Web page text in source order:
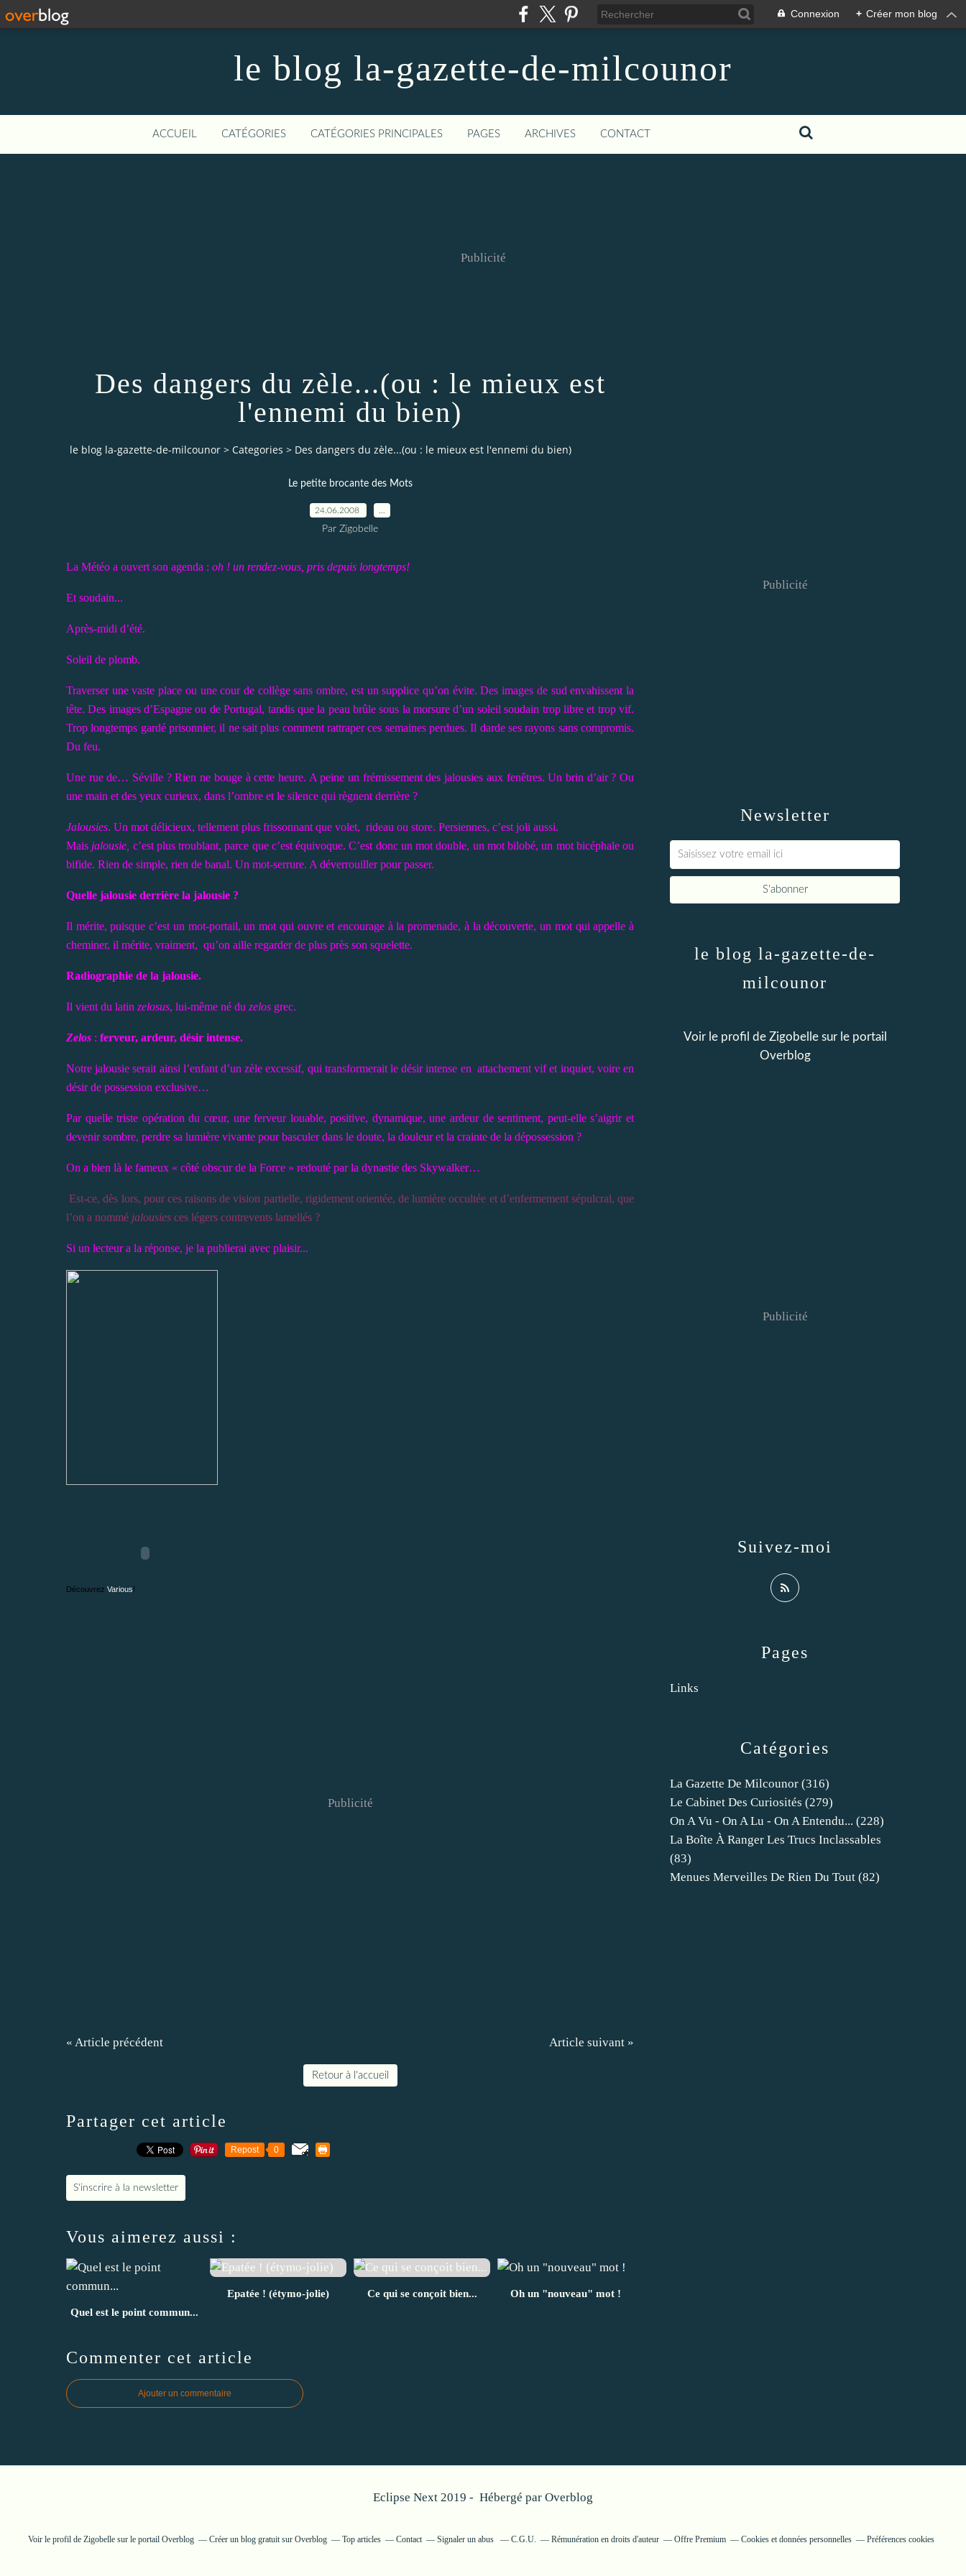
Connexion + Créer mon blog
le blog la-gazette-de-milcounor
ACCUEIL CATÉGORIES CATÉGORIES PRINCIPALES PAGES ARCHIVES CONTACT
Publicité
Des dangers du zèle...(ou : le mieux est
l'ennemi du bien)
le blog la-gazette-de-milcounor > Categories > Des dangers du zèle...(ou : le mieux est l'ennemi du bien)
Le petite brocante des Mots
24.06.2008
Par Zigobelle
La Météo a ouvert son agenda : oh ! un rendez-vous, pris depuis longtemps!
Et soudain...
Après-midi d’été.
Soleil de plomb.
Traverser une vaste place ou une cour de collège sans ombre, est un supplice qu’on évite. Des images de sud envahissent la
tête. Des images d’Espagne ou de Portugal, tandis que la peau brûle sous la morsure d’un soleil soudain trop libre et trop vif.
Trop longtemps gardé prisonnier, il ne sait plus comment rattraper ces semaines perdues. Il darde ses rayons sans compromis.
Du feu.
Une rue de… Séville ? Rien ne bouge à cette heure. A peine un frémissement des jalousies aux fenêtres. Un brin d’air ? Ou
une main et des yeux curieux, dans l’ombre et le silence qui règnent derrière ?
Jalousies. Un mot délicieux, tellement plus frissonnant que volet, rideau ou store. Persiennes, c’est joli aussi.
Mais jalousie, c’est plus troublant, parce que c’est équivoque. C’est donc un mot double, un mot bilobé, un mot bicéphale ou
bifide. Rien de simple, rien de banal. Un mot-serrure. A déverrouiller pour passer.
Quelle jalousie derrière la jalousie ?
Il mérite, puisque c’est un mot-portail, un mot qui ouvre et encourage à la promenade, à la découverte, un mot qui appelle à
cheminer, il mérite, vraiment, qu’on aille regarder de plus près son squelette.
Radiographie de la jalousie.
Il vient du latin zelosus, lui-même né du zelos grec.
Zelos : ferveur, ardeur, désir intense.
Notre jalousie serait ainsi l’enfant d’un zèle excessif, qui transformerait le désir intense en attachement vif et inquiet, voire en
désir de possession exclusive…
Par quelle triste opération du cœur, une ferveur louable, positive, dynamique, une ardeur de sentiment, peut-elle s’aigrir et
devenir sombre, perdre sa lumière vivante pour basculer dans le doute, la douleur et la crainte de la dépossession ?
On a bien là le fameux « côté obscur de la Force » redouté par la dynastie des Skywalker…
Est-ce, dès lors, pour ces raisons de vision partielle, rigidement orientée, de lumière occultée et d’enfermement sépulcral, que
l’on a nommé jalousies ces légers contrevents lamellés ?
Si un lecteur a la réponse, je la publierai avec plaisir...
Découvrez Various!
Publicité
« Article précédent Article suivant »
Retour à l'accueil
Partager cet article
Repost 0
S'inscrire à la newsletter
Vous aimerez aussi :
Quel est le point commun...
Epatée ! (étymo-jolie) Ce qui se conçoit bien... Oh un "nouveau" mot !
Commenter cet article
Ajouter un commentaire
Newsletter
Publicité
Catégories
La Gazette De Milcounor (316)
Le Cabinet Des Curiosités (279)
On A Vu - On A Lu - On A Entendu... (228)
La Boîte À Ranger Les Trucs Inclassables
(83)
Menues Merveilles De Rien Du Tout (82)
Pages
Links
le blog la-gazette-de-
milcounor
Voir le profil de Zigobellesur le portail
Overblog
Suivez-moi
Publicité
Eclipse Next 2019 - Hébergé par Overblog
Voir le profil de Zigobellesur le portail Overblog Créer un blog gratuit sur Overblog Top articles Contact Signaler un abus C.G.U. Rémunération en droits d'auteur Offre Premium Cookies et données personnelles Préférences cookies